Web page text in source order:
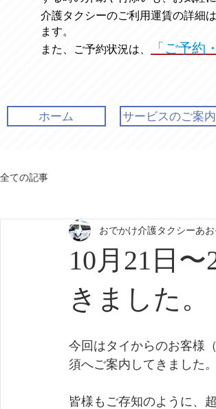
介護タクシーのご利用運賃の詳細は
ます。
また、ご予約状況は、
「ご予約
ホーム サービスのご案内
全ての記事
10月21日
きました。
おでかけ介護タクシーあお
今回はタイからのお客様
須へご案内してきました。
皆様もご存知のように、